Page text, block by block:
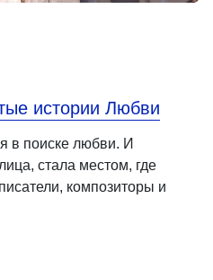
истории Любви
в поиске любви. И
стала местом, где
композиторы и